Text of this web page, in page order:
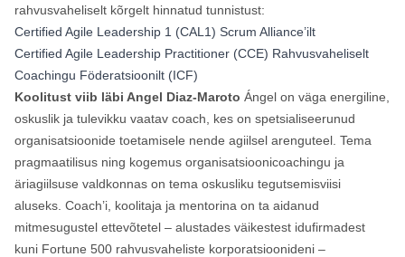
rahvusvaheliselt kõrgelt hinnatud tunnistust:
Certified Agile Leadership 1 (CAL1) Scrum Alliance’ilt
Certified Agile Leadership Practitioner (CCE) Rahvusvaheliselt
Coachingu Föderatsioonilt (ICF)
Koolitust viib läbi Angel Diaz-Maroto Ángel on väga energiline,
oskuslik ja tulevikku vaatav coach, kes on spetsialiseerunud
organisatsioonide toetamisele nende agiilsel arenguteel. Tema
pragmaatilisus ning kogemus organisatsioonicoachingu ja
äriagiilsuse valdkonnas on tema oskusliku tegutsemisviisi
aluseks. Coach’i, koolitaja ja mentorina on ta aidanud
mitmesugustel ettevõtetel – alustades väikestest idufirmadest
kuni Fortune 500 rahvusvaheliste korporatsioonideni –